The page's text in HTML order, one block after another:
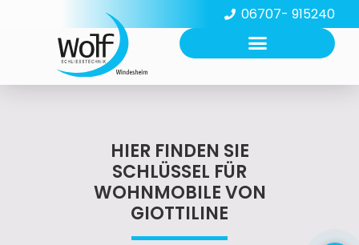
06707- 915240
HIER FINDEN SIE
SCHLÜSSEL FÜR
WOHNMOBILE VON
GIOTTILINE